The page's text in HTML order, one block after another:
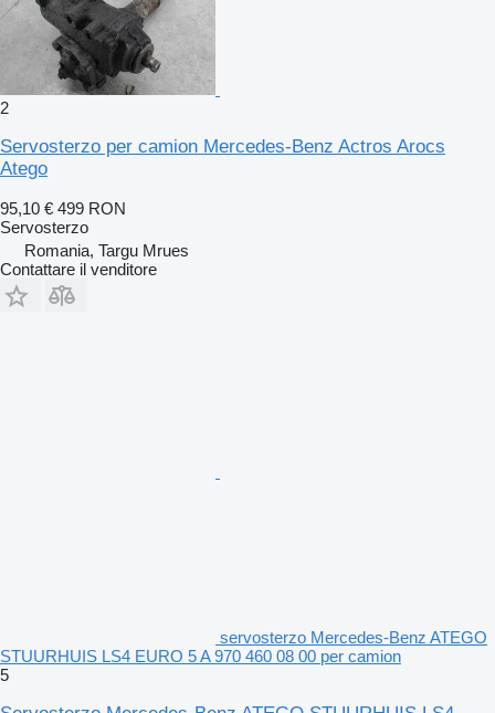
2
Servosterzo per camion Mercedes-Benz Actros Arocs
Atego
95,10 € 499 RON
Servosterzo
Romania, Targu Mrues
Contattare il venditore
servosterzo Mercedes-Benz ATEGO
STUURHUIS LS4 EURO 5 A 970 460 08 00 per camion
5